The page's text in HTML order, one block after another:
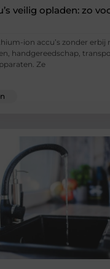
veilig opladen: zo
ion accu’s zonder erbij
handgereedschap,
Ze